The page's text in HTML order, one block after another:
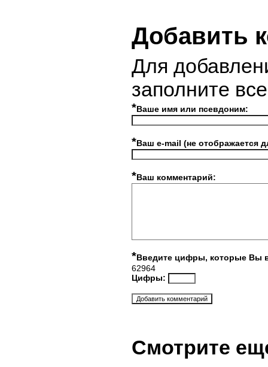
Добавить
Для
заполните
*Ваше имя или псевдоним:
*Ваш e-mail (не отображается
*Ваш комментарий:
*Введите цифры, которые Вы
62964
Цифры:
Смотрите